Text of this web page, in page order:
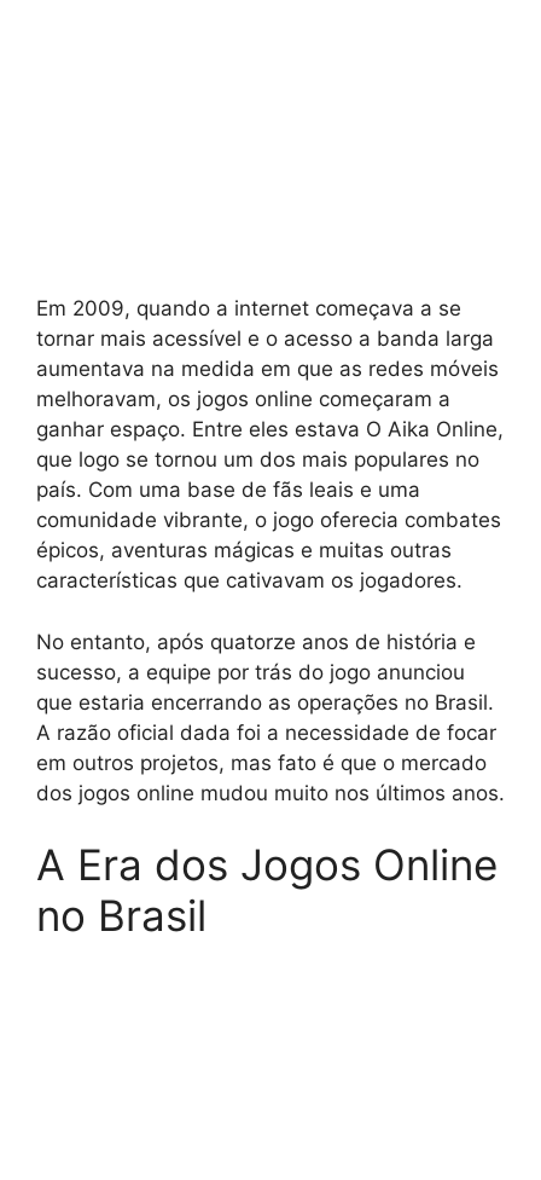
Em 2009, quando a internet começava a se
tornar mais acessível e o acesso a banda larga
aumentava na medida em que as redes móveis
melhoravam, os jogos online começaram a
ganhar espaço. Entre eles estava O Aika Online,
que logo se tornou um dos mais populares no
país. Com uma base de fãs leais e uma
comunidade vibrante, o jogo oferecia combates
épicos, aventuras mágicas e muitas outras
características que cativavam os jogadores.
No entanto, após quatorze anos de história e
sucesso, a equipe por trás do jogo anunciou
que estaria encerrando as operações no Brasil.
A razão oficial dada foi a necessidade de focar
em outros projetos, mas fato é que o mercado
dos jogos online mudou muito nos últimos anos.
A Era dos Jogos Online
no Brasil